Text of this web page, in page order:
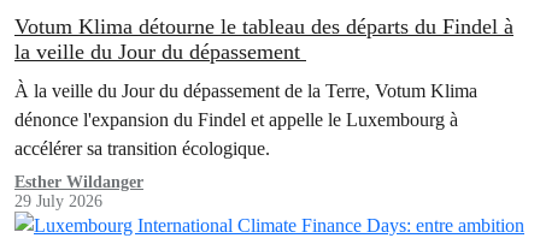
Votum Klima détourne le tableau des départs du Findel à
la veille du Jour du dépassement
À la veille du Jour du dépassement de la Terre, Votum Klima
dénonce l'expansion du Findel et appelle le Luxembourg à
accélérer sa transition écologique.
Esther Wildanger
29 July 2026